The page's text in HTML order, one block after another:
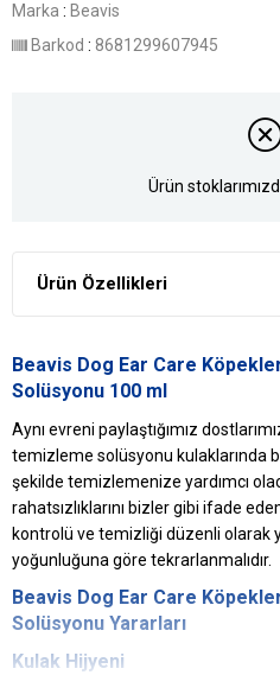
Marka : Beavis
Barkod : 8681299607945
Ürün
Ürün Özellikleri
Beavis Dog Ear Care
Solüsyonu 100 ml
Aynı evreni paylaştığımız
temizleme solüsyonu kulaklarında
şekilde temizlemenize yardımcı
rahatsızlıklarını bizler gibi ifade
kontrolü ve temizliği düzenli olarak
yoğunluğuna göre tekrarlanmalıdır.
Beavis Dog Ear Care
Solüsyonu Yararları
Kulak Hijyeni